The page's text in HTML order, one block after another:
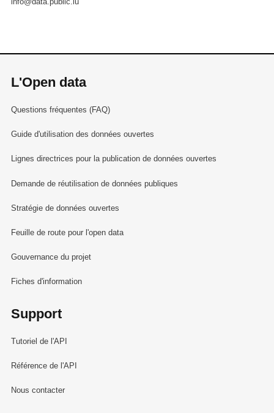
L'Open data
Questions fréquentes (FAQ)
Guide d'utilisation des données ouvertes
Lignes directrices pour la publication de données ouvertes
Demande de réutilisation de données publiques
Stratégie de données ouvertes
Feuille de route pour l'open data
Gouvernance du projet
Fiches d'information
Support
Tutoriel de l'API
Référence de l'API
Nous contacter